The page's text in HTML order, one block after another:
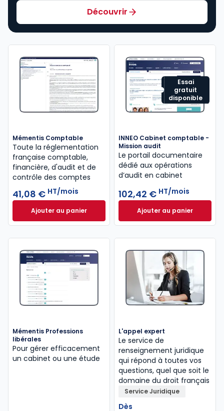
Découvrir
Mémentis Comptable
Toute la réglementation
française comptable,
financière, d'audit et de
contrôle des comptes
41,08 € HT/mois
Ajouter au panierMémentis Comptable à 41,08 € HT/mois
Essai
gratuit
disponible
INNEO Cabinet comptable -
Mission audit
Le portail documentaire
dédié aux opérations
d’audit en cabinet
102,42 € HT/mois
Ajouter au panier
INNEO Cabinet
Mémentis Professions
libérales
Pour gérer efficacement
un cabinet ou une étude
L'appel expert
Le service de
renseignement juridique
qui répond à toutes vos
questions, quel que soit le
domaine du droit français
Service Juridique
Dès